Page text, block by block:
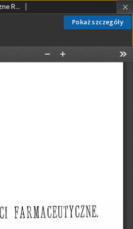
Pokaż szczegóły
Wiadomości Farmaceutyczne R.XII, z.1 (1885)